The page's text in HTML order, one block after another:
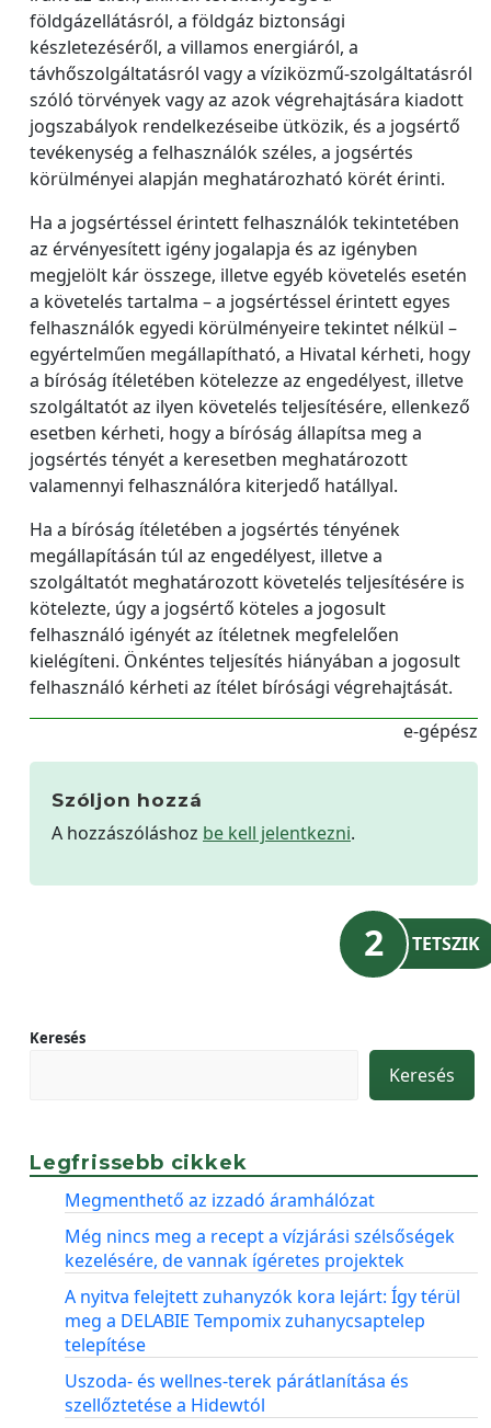
földgázellátásról, a földgáz biztonsági
készletezéséről, a villamos energiáról, a
távhőszolgáltatásról vagy a víziközmű-szolgáltatásról
szóló törvények vagy az azok végrehajtására kiadott
jogszabályok rendelkezéseibe ütközik, és a jogsértő
tevékenység a felhasználók széles, a jogsértés
körülményei alapján meghatározható körét érinti.
Ha a jogsértéssel érintett felhasználók tekintetében
az érvényesített igény jogalapja és az igényben
megjelölt kár összege, illetve egyéb követelés esetén
a követelés tartalma – a jogsértéssel érintett egyes
felhasználók egyedi körülményeire tekintet nélkül –
egyértelműen megállapítható, a Hivatal kérheti, hogy
a bíróság ítéletében kötelezze az engedélyest, illetve
szolgáltatót az ilyen követelés teljesítésére, ellenkező
esetben kérheti, hogy a bíróság állapítsa meg a
jogsértés tényét a keresetben meghatározott
valamennyi felhasználóra kiterjedő hatállyal.
Ha a bíróság ítéletében a jogsértés tényének
megállapításán túl az engedélyest, illetve a
szolgáltatót meghatározott követelés teljesítésére is
kötelezte, úgy a jogsértő köteles a jogosult
felhasználó igényét az ítéletnek megfelelően
kielégíteni. Önkéntes teljesítés hiányában a jogosult
felhasználó kérheti az ítélet bírósági végrehajtását.
e-gépész
Szóljon hozzá
A hozzászóláshoz be kell jelentkezni.
2 TETSZIK
Keresés
Keresés
Legfrissebb cikkek
Megmenthető az izzadó áramhálózat
Még nincs meg a recept a vízjárási szélsőségek
kezelésére, de vannak ígéretes projektek
A nyitva felejtett zuhanyzók kora lejárt: Így térül
meg a DELABIE Tempomix zuhanycsaptelep
telepítése
Uszoda- és wellnes-terek párátlanítása és
szellőztetése a Hidewtól